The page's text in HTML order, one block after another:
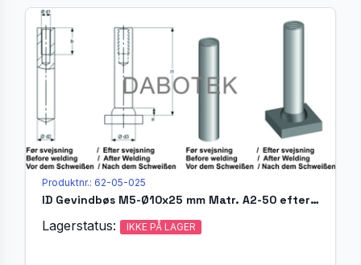
Produktnr.: 62-05-025
ID Gevindbøs M5-Ø10x25 mm Matr. A2-50 efter EN ISO 13918
Lagerstatus: IKKE PÅ LAGER